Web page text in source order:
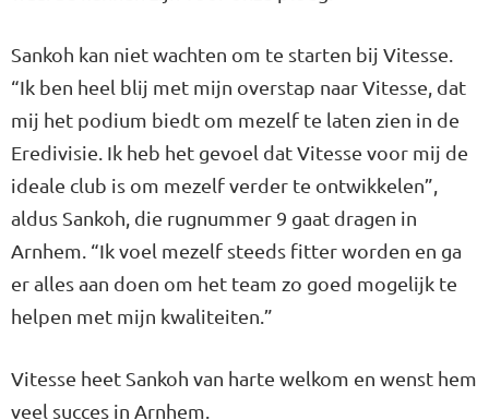
Sankoh kan niet wachten om te starten bij Vitesse.
“Ik ben heel blij met mijn overstap naar Vitesse, dat
mij het podium biedt om mezelf te laten zien in de
Eredivisie. Ik heb het gevoel dat Vitesse voor mij de
ideale club is om mezelf verder te ontwikkelen”,
aldus Sankoh, die rugnummer 9 gaat dragen in
Arnhem. “Ik voel mezelf steeds fitter worden en ga
er alles aan doen om het team zo goed mogelijk te
helpen met mijn kwaliteiten.”
Vitesse heet Sankoh van harte welkom en wenst hem
veel succes in Arnhem.